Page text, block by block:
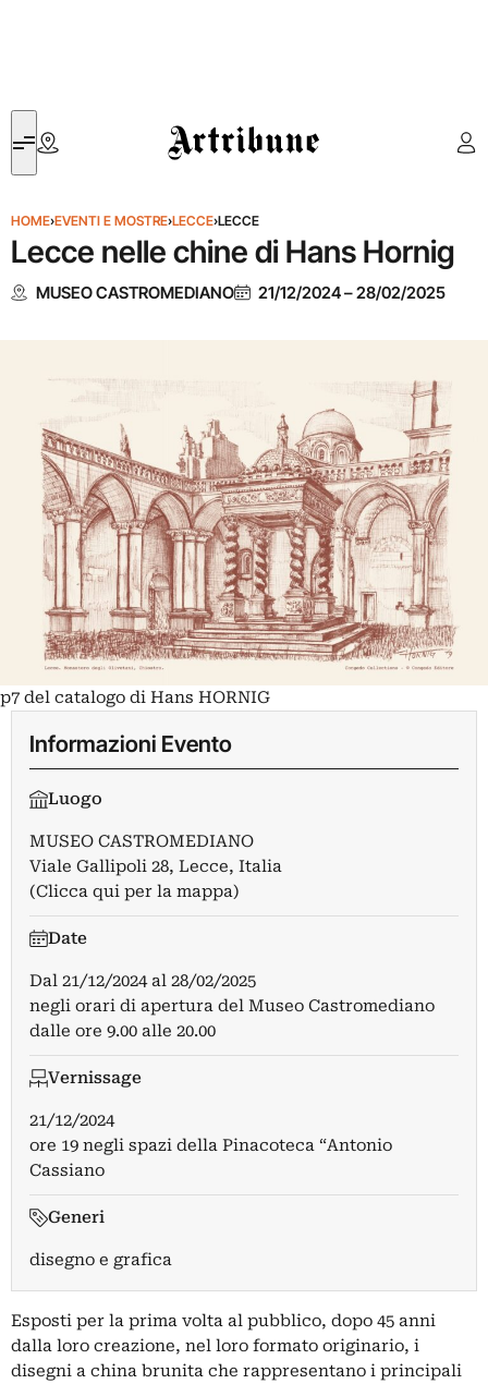
Artribune
HOME›EVENTI E MOSTRE›LECCE›LECCE
Lecce nelle chine di Hans Hornig
MUSEO CASTROMEDIANO 21/12/2024–28/02/2025
p7 del catalogo di Hans HORNIG
Informazioni Evento
Luogo
MUSEO CASTROMEDIANO
Viale Gallipoli 28, Lecce, Italia
(Clicca qui per la mappa)
Date
Dal 21/12/2024al 28/02/2025
negli orari di apertura del Museo Castromediano
dalle ore 9.00 alle 20.00
Vernissage
21/12/2024
ore 19 negli spazi della Pinacoteca “Antonio
Cassiano
Generi
disegno e grafica
Esposti per la prima volta al pubblico, dopo 45 anni
dalla loro creazione, nel loro formato originario, i
disegni a china brunita che rappresentano i principali